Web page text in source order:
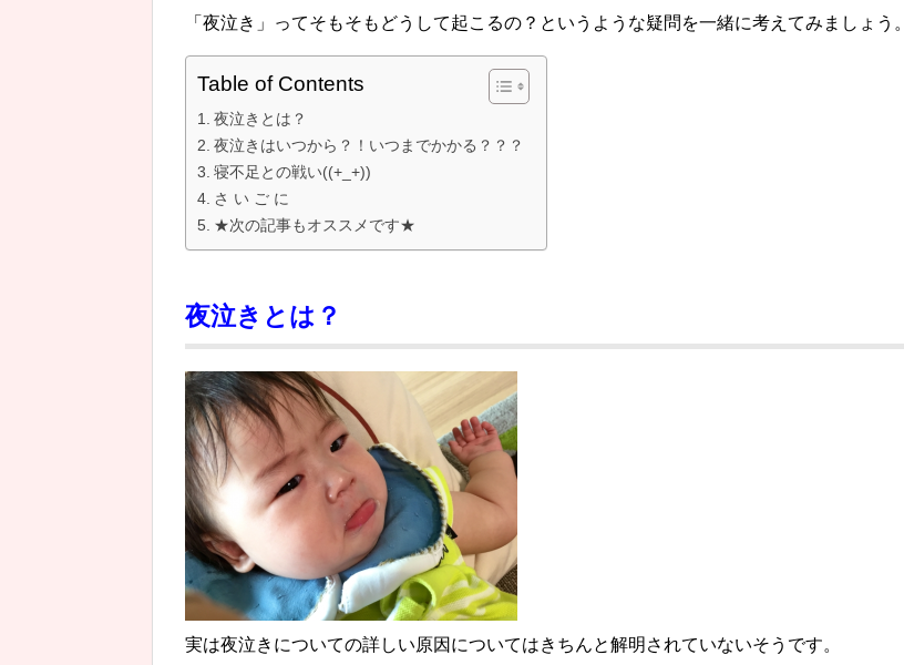
「夜泣き」ってそもそもどうして起こるの？というような疑問を一緒に考えてみましょう。
Table of Contents
夜泣きとは？
夜泣きはいつから？！いつまでかかる？？？
寝不足との戦い((+_+))
さ い ご に
★次の記事もオススメです★
夜泣きとは？
実は夜泣きについての詳しい原因についてはきちんと解明されていないそうです。